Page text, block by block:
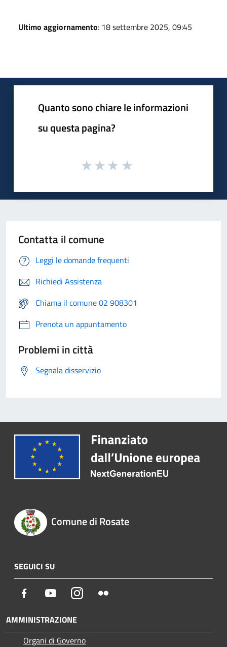
Ultimo aggiornamento: 18 settembre 2025, 09:45
Quanto sono chiare le informazioni
su questa pagina?
Contatta il comune
Leggi le domande frequenti
Richiedi Assistenza
Chiama il comune 02 908301
Prenota un appuntamento
Problemi in città
Segnala disservizio
Comune di Rosate
SEGUICI SU
Facebook YoutubeInstagram
AMMINISTRAZIONE
Organi di Governo